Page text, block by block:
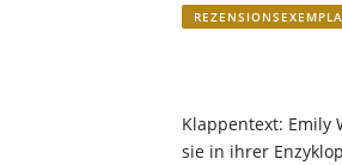
Klappentext: Emily
sie in ihrer